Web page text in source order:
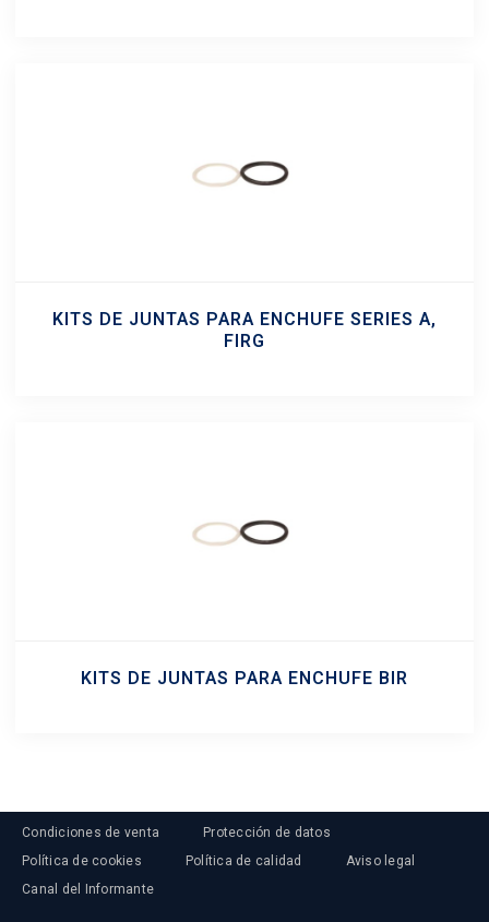
KITS DE JUNTAS PARA ENCHUFE SERIES A,
FIRG
KITS DE JUNTAS PARA ENCHUFE BIR
Condiciones de venta
Protección de datos
Política de cookies
Política de calidad
Aviso legal
Canal del Informante